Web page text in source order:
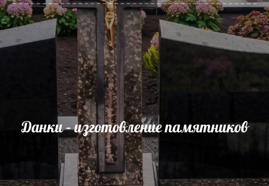
Данки – изготовление памятников